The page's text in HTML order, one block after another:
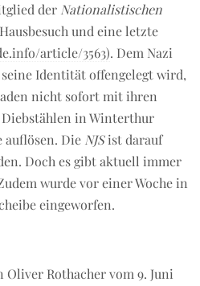
der Nationalistischen
und eine letzte
article/3563). Dem Nazi
Identität offengelegt wird,
nicht sofort mit ihren
Diebstählen in Winterthur
auflösen. Die NJSist darauf
Doch es gibt aktuell immer
wurde vor einer Woche in
eingeworfen.
Rothacher vom 9. Juni